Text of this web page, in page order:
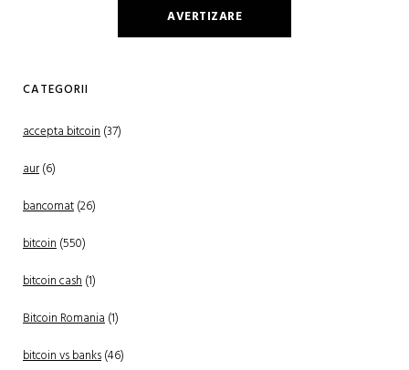
AVERTIZARE
CATEGORII
accepta bitcoin(37)
aur(6)
bancomat(26)
bitcoin(550)
bitcoin cash(1)
Bitcoin Romania(1)
bitcoin vs banks(46)